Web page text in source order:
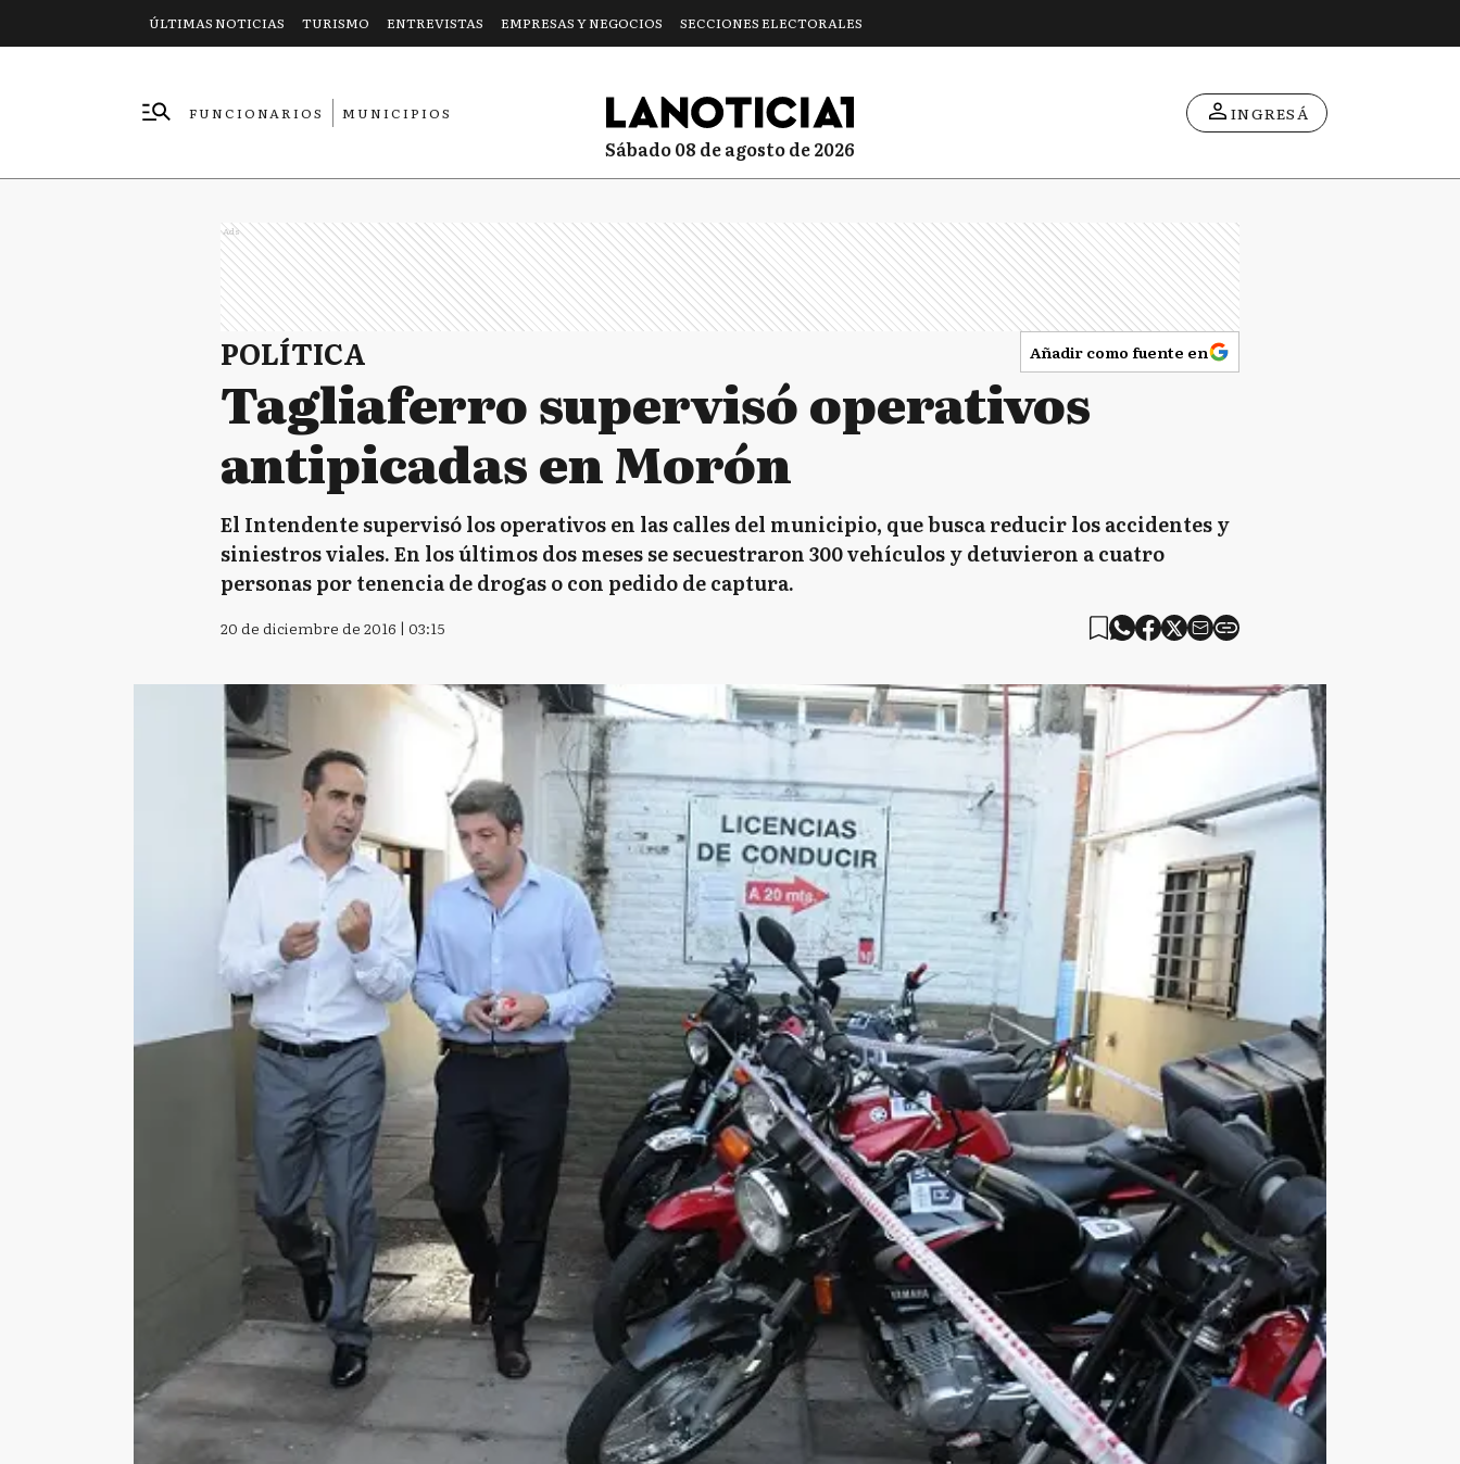
ÚLTIMAS NOTICIAS TURISMO ENTREVISTAS EMPRESAS Y NEGOCIOS SECCIONES ELECTORALES
FUNCIONARIOS
MUNICIPIOS
sábado 08 de agosto de 2026
INGRESÁ
Ads
POLÍTICA Añadir como fuente en
Tagliaferro supervisó operativos
antipicadas en Morón
El Intendente supervisó los operativos en las calles del municipio, que busca reducir los accidentes y
siniestros viales. En los últimos dos meses se secuestraron 300 vehículos y detuvieron a cuatro
personas por tenencia de drogas o con pedido de captura.
20 de diciembre de 2016 | 03:15